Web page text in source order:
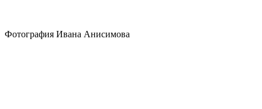
Фотография Ивана Анисимова